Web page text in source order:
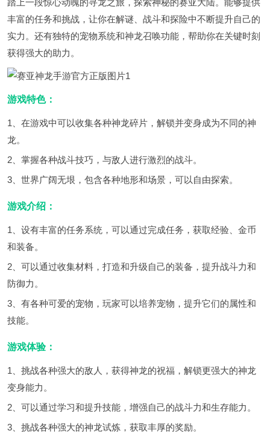
踏上一段惊心动魄的寻龙之旅，探索神秘的赛亚大陆。能够提供
丰富的任务和挑战，让你在解谜、战斗和探险中不断提升自己的
实力。还有独特的宠物系统和神龙召唤功能，帮助你在关键时刻
获得强大的助力。
游戏特色：
1、在游戏中可以收集各种神龙碎片，解锁并变身成为不同的神
龙。
2、掌握各种战斗技巧，与敌人进行激烈的战斗。
3、世界广阔无垠，包含各种地形和场景，可以自由探索。
游戏介绍：
1、设有丰富的任务系统，可以通过完成任务，获取经验、金币
和装备。
2、可以通过收集材料，打造和升级自己的装备，提升战斗力和
防御力。
3、有各种可爱的宠物，玩家可以培养宠物，提升它们的属性和
技能。
游戏体验：
1、挑战各种强大的敌人，获得神龙的祝福，解锁更强大的神龙
变身能力。
2、可以通过学习和提升技能，增强自己的战斗力和生存能力。
3、挑战各种强大的神龙试炼，获取丰厚的奖励。